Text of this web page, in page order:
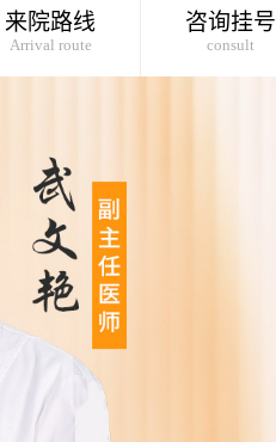
来院路线
Arrival route
咨询挂号
consult